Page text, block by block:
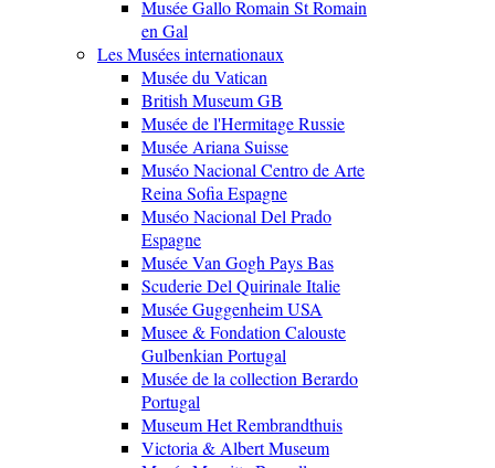
Musée Gallo Romain St Romain
en Gal
Les Musées internationaux
Musée du Vatican
British Museum GB
Musée de l'Hermitage Russie
Musée Ariana Suisse
Muséo Nacional Centro de Arte
Reina Sofia Espagne
Muséo Nacional Del Prado
Espagne
Musée Van Gogh Pays Bas
Scuderie Del Quirinale Italie
Musée Guggenheim USA
Musee & Fondation Calouste
Gulbenkian Portugal
Musée de la collection Berardo
Portugal
Museum Het Rembrandthuis
Victoria & Albert Museum